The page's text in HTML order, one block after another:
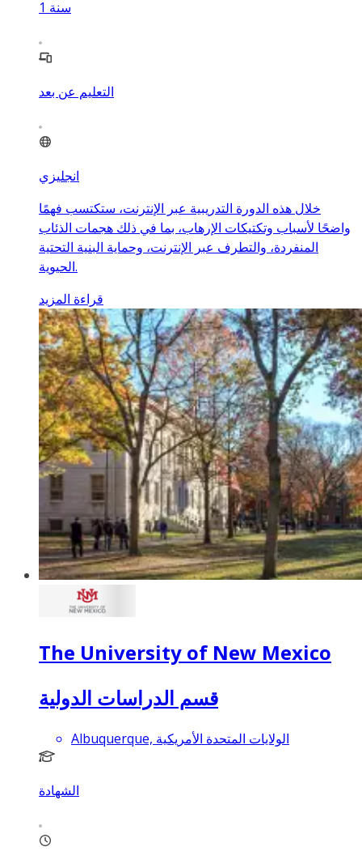
1 سنة
التعليم عن بعد
انجليزي
خلال هذه الدورة التدريبية عبر الإنترنت، ستكتسب فهمًا
واضحًا لأسباب وتكتيكات الإرهاب، بما في ذلك هجمات الذئاب
المنفردة، والتطرف عبر الإنترنت، وحماية البنية التحتية
الحيوية.
قراءة المزيد
The University of New Mexico
قسم الدراسات الدولية
Albuquerque, الولايات المتحدة الأمريكية
الشهادة